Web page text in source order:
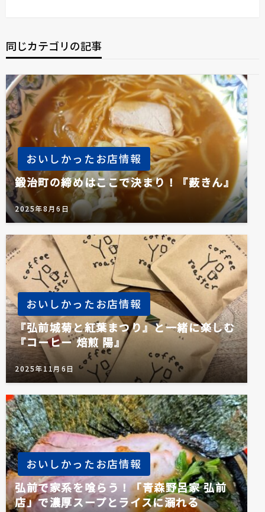
ー
シ
ョ
ン
同じカテゴリの記事
おいしかったお店情報
鍛治町の締めはここで決まり！『薮きん』
2025年8月6日
おいしかったお店情報
『弘前城菊と紅葉まつり』と一緒に楽しむ
『コーヒー 焙煎 陽』
2025年11月6日
おいしかったお店情報
弘前で家系を喰らう！「青森野呂家 弘前
店」で濃厚スープとライスに溺れる